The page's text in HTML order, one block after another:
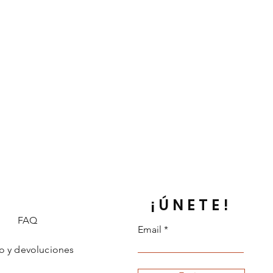
FAQ
y devoluciones
¡ÚNETE!
Email